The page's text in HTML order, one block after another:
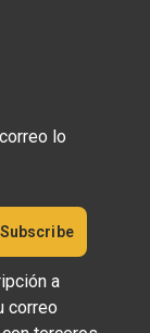
lo
a
correo